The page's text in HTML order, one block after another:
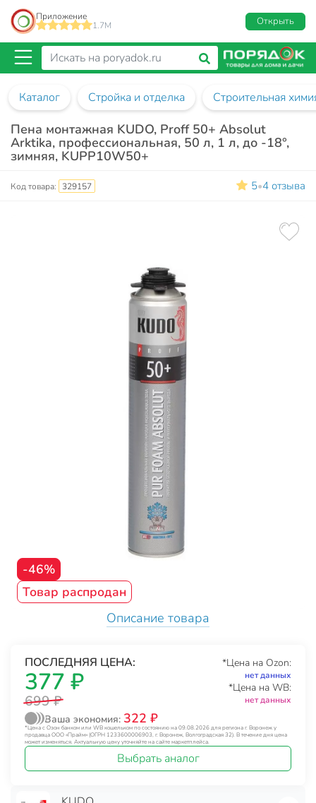
Приложение
1.7M
Открыть
Каталог Стройка и отделка Строительная
Пена монтажная KUDO, Proff 50+ Absolut
Arktika, профессиональная, 50 л, 1 л, до -18°,
зимняя, KUPP10W50+
Код товара: 329157 5•4 отзыва
-46%
Товар распродан
Описание товара
ПОСЛЕДНЯЯ ЦЕНА:
377 ₽
699 ₽
*Цена на Ozon:
нет данных
*Цена на WB:
нет данных
Ваша экономия: 322 ₽
*Цена с Озон банком или WB кошельком по состоянию на 09.08.2026 для региона г. Воронеж у
продавца ООО «Прайм» (ОГРН 1233600006903, г. Воронеж, Волгоградская 32). В течение дня цена
может изменяться. Актуальную цену уточняйте на сайте маркетплейса.
Выбрать аналог